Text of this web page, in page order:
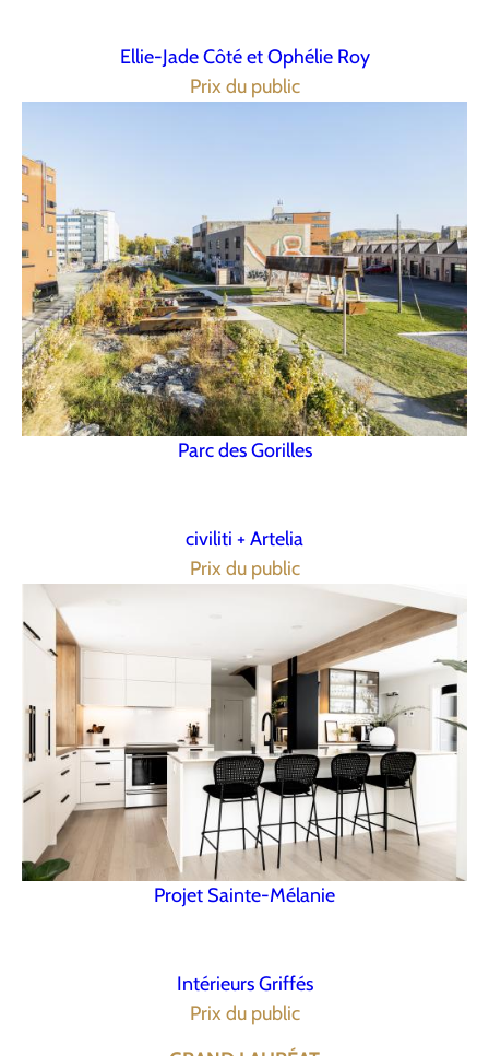
Ellie-Jade Côté et Ophélie Roy
Prix du public
Parc des Gorilles
civiliti + Artelia
Prix du public
Projet Sainte-Mélanie
Intérieurs Griffés
Prix du public